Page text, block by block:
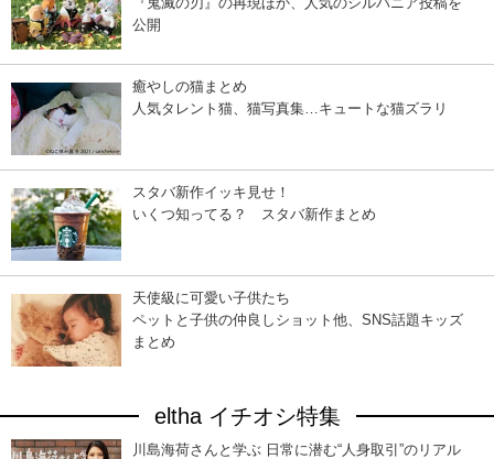
公開
癒やしの猫まとめ
人気タレント猫、猫写真集…キュートな猫ズラリ
スタバ新作イッキ見せ！
いくつ知ってる？ スタバ新作まとめ
天使級に可愛い子供たち
ペットと子供の仲良しショット他、SNS話題キッズ
まとめ
eltha イチオシ特集
川島海荷さんと学ぶ 日常に潜む“人身取引”のリアル